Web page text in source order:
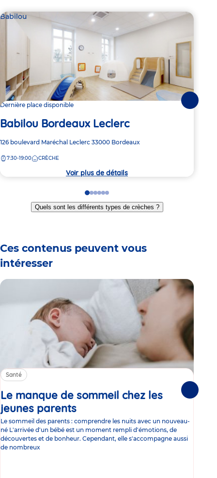
Babilou
Dernière place disponible
Babilou Bordeaux Leclerc
Adresse
la
126 boulevard Maréchal Leclerc 33000 Bordeaux
7:30-19:00 CRÈCHE
Voir plus de détails
Go
to
slide
Go
to
slide
Go
to
slide
Go
to
slide
Go
to
slide
Go
to
slide
Quels sont les différents types de crèches ?
Ces contenus peuvent vous
intéresser
Santé
Le manque de sommeil chez les
jeunes parents
Le sommeil des parents : comprendre les nuits avec un nouveau-
né L'arrivée d'un bébé est un moment rempli d'émotions, de
découvertes et de bonheur. Cependant, elle s'accompagne aussi
de nombreux